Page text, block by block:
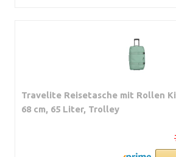
Travelite Reisetasche mit Rollen
68 cm, 65 Liter, Trolley